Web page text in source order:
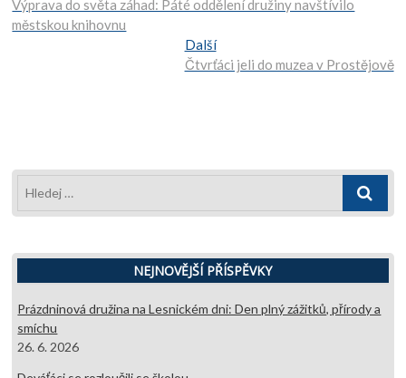
pro
Výprava do světa záhad: Páté oddělení družiny navštívilo
městskou knihovnu
DalšíDalší:
Čtvrťáci jeli do muzea v Prostějově
Hledej
NEJNOVĚJŠÍ PŘÍSPĚVKY
Prázdninová družina na Lesnickém dni: Den plný zážitků, přírody a
smíchu
26. 6. 2026